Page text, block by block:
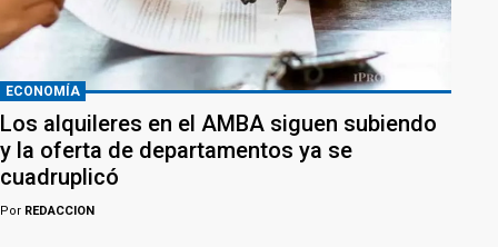
ECONOMÍA
Los alquileres en el AMBA siguen subiendo
y la oferta de departamentos ya se
cuadruplicó
Por REDACCION